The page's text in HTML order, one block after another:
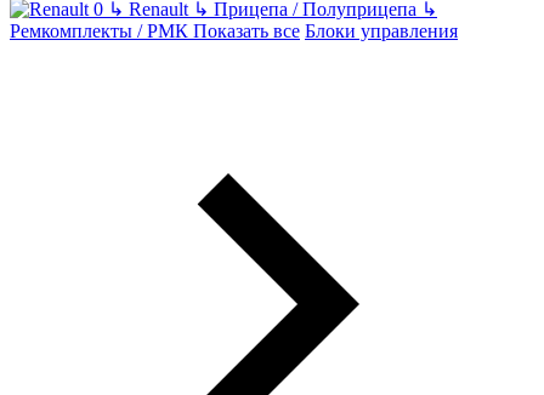
↳ Renault ↳ Прицепа / Полуприцепа ↳
Ремкомплекты / РМК Показать все Блоки управления